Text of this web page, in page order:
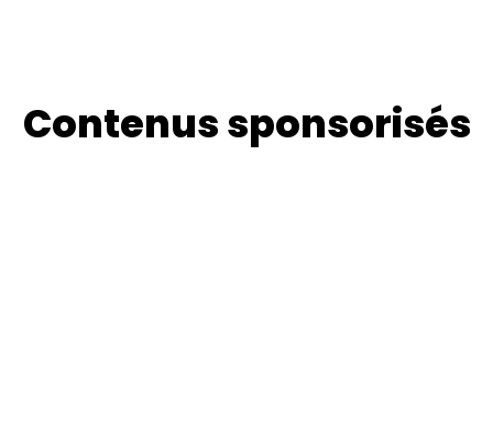
Contenus sponsorisés